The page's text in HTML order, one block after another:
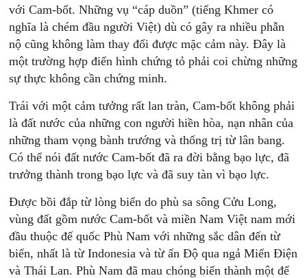
với Cam-bốt. Những vụ “cáp duồn” (tiếng Khmer có
nghĩa là chém đầu người Việt) dù có gây ra nhiều phẫn
nộ cũng không làm thay đổi được mặc cảm này. Đây là
một trường hợp điển hình chứng tỏ phải coi chừng những
sự thực không cần chứng minh.
Trái với một cảm tưởng rất lan tràn, Cam-bốt không phải
là đất nước của những con người hiền hòa, nạn nhân của
những tham vọng bành trướng và thống trị từ lân bang.
Có thể nói đất nước Cam-bốt đã ra đời bằng bạo lực, đã
trưởng thành trong bạo lực và đã suy tàn vì bạo lực.
Được bồi đắp từ lòng biển do phù sa sông Cửu Long,
vùng đất gồm nước Cam-bốt và miền Nam Việt nam mới
đầu thuộc đế quốc Phù Nam với những sắc dân đến từ
biển, nhất là từ Indonesia và từ ấn Độ qua ngả Miến Điện
và Thái Lan. Phù Nam đã mau chóng biến thành một đế